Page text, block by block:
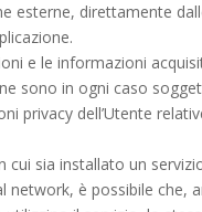
esterne, direttamente
e le informazioni
sono in ogni caso
privacy dell’Utente
cui sia installato un
network, è possibile che,